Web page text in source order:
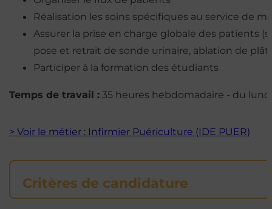
Réalisation les soins spécifiques au service de
Assurer la prise en charge globale des patients
pose et retrait de sonde urinaire, ablation de
Participer à la formation des étudiants
Temps de travail :35 heures hebdomadaire - du
> Voir le métier : Infirmier Puériculture (IDE PUER)
Critères de candidature